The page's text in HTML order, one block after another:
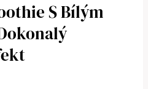
S Bílým